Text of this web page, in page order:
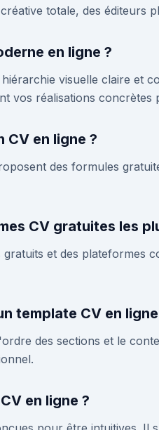
totale, des éditeurs
en ligne ?
visuelle claire et
vos réalisations concrètes
CV en ligne ?
des formules
CV gratuites les
et des plateformes
template CV en
des sections et le
en ligne ?